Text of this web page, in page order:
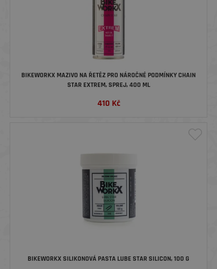
BIKEWORKX MAZIVO NA ŘETĚZ PRO NÁROČNÉ PODMÍNKY CHAIN
STAR EXTREM, SPREJ, 400 ML
410 Kč
BIKEWORKX SILIKONOVÁ PASTA LUBE STAR SILICON, 100 G